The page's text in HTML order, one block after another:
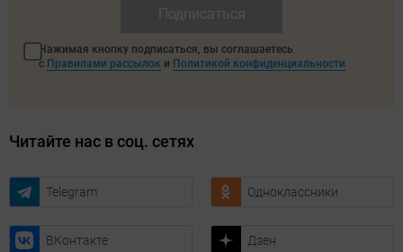
Нажимая кнопку подписаться, вы соглашаетесь
с Правилами рассылок и Политикой конфиденциальности
Читайте нас в соц. сетях
Telegram Одноклассники
ВКонтакте Дзен